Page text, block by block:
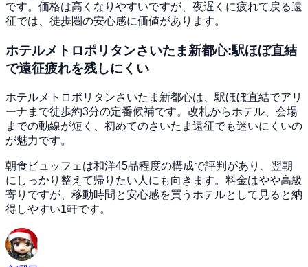
です。価格は高くなりやすいですが、夜遅くに疲れて戻る遠
征では、徒歩圏の安心感に価値があります。
ホテルメトロポリタンさいたま新都心:駅ほぼ直結
で遠征疲れを残しにくい
ホテルメトロポリタンさいたま新都心は、駅ほぼ直結でアリ
ーナまで徒歩約3分の定番候補です。改札からホテル、会場
までの動線が短く、初めてのさいたま遠征でも迷いにくいの
が魅力です。
朝食ビュッフェは和洋45品程度の構成で評判があり、翌朝
にしっかり整えて帰りたい人にも向きます。料金はやや高級
寄りですが、移動時間と安心感を買うホテルとして見ると納
得しやすい1軒です。